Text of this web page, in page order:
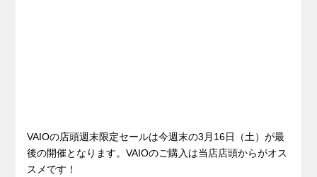
VAIOの店頭週末限定セールは今週末の3月16日（土）が最
後の開催となります。VAIOのご購入は当店店頭からがオス
スメです！